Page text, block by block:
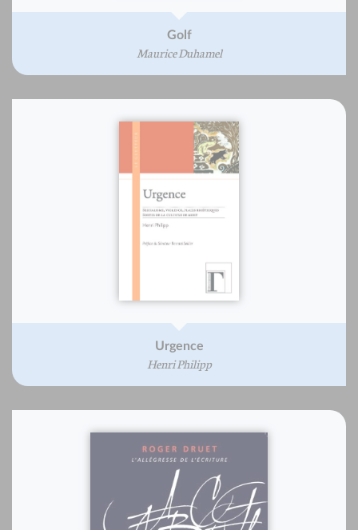
Golf
Maurice Duhamel
Urgence
Henri Philipp